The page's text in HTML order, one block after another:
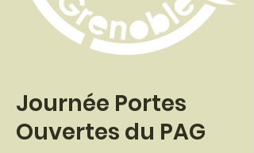
Journée Portes
Ouvertes du PAG